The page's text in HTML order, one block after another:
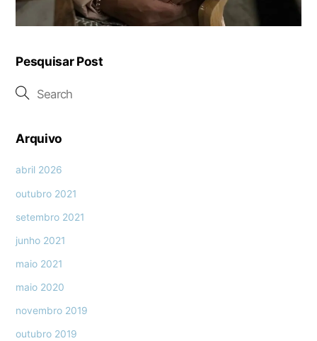
Pesquisar Post
Arquivo
abril 2026
outubro 2021
setembro 2021
junho 2021
maio 2021
maio 2020
novembro 2019
outubro 2019